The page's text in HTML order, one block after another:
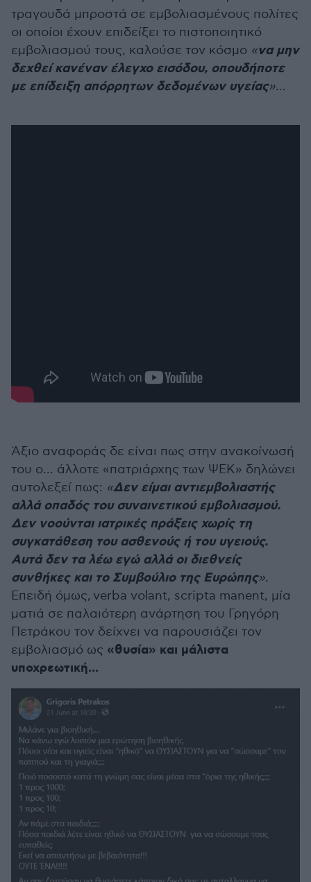
τραγουδά μπροστά σε εμβολιασμένους πολίτες
οι οποίοι έχουν επιδείξει το πιστοποιητικό
εμβολιασμού τους, καλούσε τον κόσμο «να μην
δεχθεί κανέναν έλεγχο εισόδου, οπουδήποτε
με επίδειξη απόρρητων δεδομένων υγείας»...
Άξιο αναφοράς δε είναι πως στην ανακοίνωσή
του ο... άλλοτε «πατριάρχης των ΨΕΚ» δηλώνει
αυτολεξεί πως: «Δεν είμαι αντιεμβολιαστής
αλλά οπαδός του συναινετικού εμβολιασμού.
Δεν νοούνται ιατρικές πράξεις χωρίς τη
συγκατάθεση του ασθενούς ή του υγειούς.
Αυτά δεν τα λέω εγώ αλλά οι διεθνείς
συνθήκες και το Συμβούλιο της Ευρώπης».
Επειδή όμως, verba volant, scripta manent, μία
ματιά σε παλαιότερη ανάρτηση του Γρηγόρη
Πετράκου τον δείχνει να παρουσιάζει τον
εμβολιασμό ως «θυσία» και μάλιστα
υποχρεωτική...